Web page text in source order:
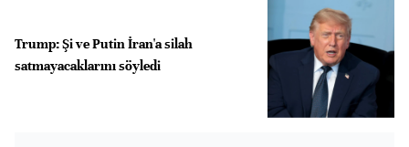
Trump: Şi ve Putin İran'a silah
satmayacaklarını söyledi